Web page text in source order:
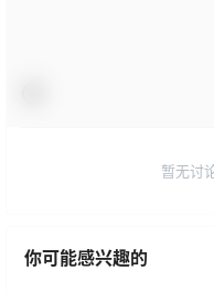
暂无讨
你可能感兴趣的